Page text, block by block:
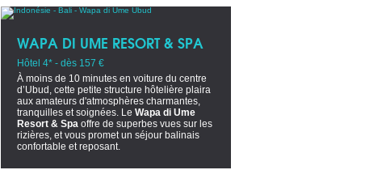
WAPA DI UME RESORT & SPA
Hôtel 4* - dès 157 €
À moins de 10 minutes en voiture du centre
d’Ubud, cette petite structure hôtelière plaira
aux amateurs d'atmosphères charmantes,
tranquilles et soignées. Le Wapa di Ume
Resort & Spa offre de superbes vues sur les
rizières, et vous promet un séjour balinais
confortable et reposant.